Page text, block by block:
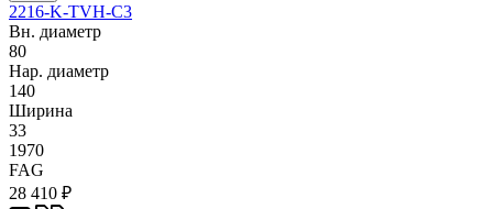
2216-K-TVH-C3
Вн. диаметр
80
Нар. диаметр
140
Ширина
33
1970
FAG
28 410 ₽